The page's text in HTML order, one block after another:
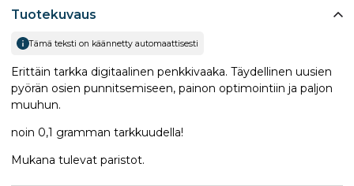
Tuotekuvaus
Tämä teksti on käännetty automaattisesti
Erittäin tarkka digitaalinen penkkivaaka. Täydellinen uusien
pyörän osien punnitsemiseen, painon optimointiin ja paljon
muuhun.
noin 0,1 gramman tarkkuudella!
Mukana tulevat paristot.